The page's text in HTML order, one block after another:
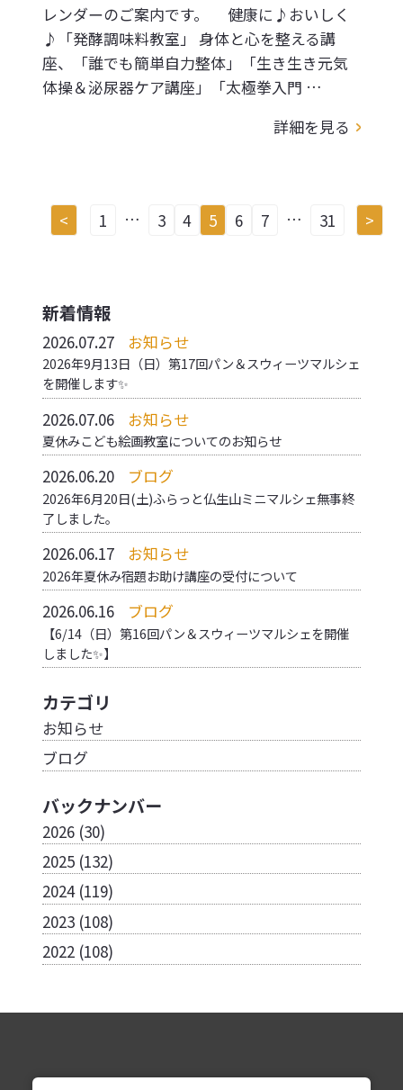
レンダーのご案内です。 健康に♪おいしく
♪「発酵調味料教室」 身体と心を整える講
座、「誰でも簡単自力整体」「生き生き元気
体操＆泌尿器ケア講座」「太極拳入門 …
詳細を見る
投稿のページ送り
< 1 … 3 4 5 6 7 … 31 >
新着情報
2026.07.27 お知らせ
2026年9月13日（日）第17回パン＆スウィーツマルシェ
を開催します✨
2026.07.06 お知らせ
夏休みこども絵画教室についてのお知らせ
2026.06.20 ブログ
2026年6月20日(土)ふらっと仏生山ミニマルシェ無事終
了しました。
2026.06.17 お知らせ
2026年夏休み宿題お助け講座の受付について
2026.06.16 ブログ
【6/14（日）第16回パン＆スウィーツマルシェを開催
しました✨】
カテゴリ
お知らせ
ブログ
バックナンバー
2026 (30)
2025 (132)
2024(119)
2023 (108)
2022 (108)